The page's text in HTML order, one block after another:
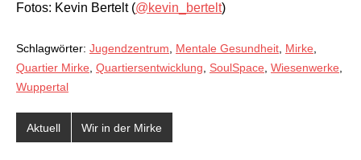
Fotos: Kevin Bertelt (@kevin_bertelt)
Schlagwörter: Jugendzentrum, Mentale Gesundheit, Mirke,
Quartier Mirke, Quartiersentwicklung, SoulSpace, Wiesenwerke,
Wuppertal
Aktuell Wir in der Mirke